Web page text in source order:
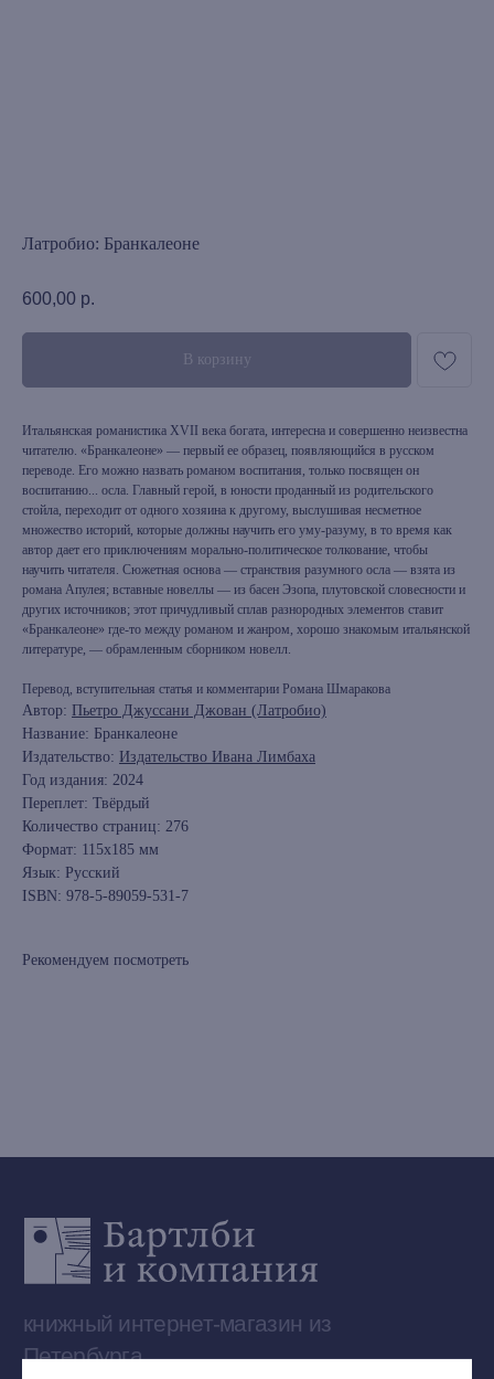
Латробио: Бранкалеоне
600,00 р.
В корзину
Итальянская романистика XVII века богата, интересна и совершенно неизвестна
читателю. «Бранкалеоне» — первый ее образец, появляющийся в русском
переводе. Его можно назвать романом воспитания, только посвящен он
воспитанию... осла. Главный герой, в юности проданный из родительского
стойла, переходит от одного хозяина к другому, выслушивая несметное
множество историй, которые должны научить его уму-разуму, в то время как
автор дает его приключениям морально-политическое толкование, чтобы
научить читателя. Сюжетная основа — странствия разумного осла — взята из
романа Апулея; вставные новеллы — из басен Эзопа, плутовской словесности и
других источников; этот причудливый сплав разнородных элементов ставит
«Бранкалеоне» где-то между романом и жанром, хорошо знакомым итальянской
литературе, — обрамленным сборником новелл.
Перевод, вступительная статья и комментарии Романа Шмаракова
Автор: Пьетро Джуссани Джован (Латробио)
Название: Бранкалеоне
Издательство: Издательство Ивана Лимбаха
Год издания: 2024
Переплет: Твёрдый
Количество страниц: 276
Формат: 115х185 мм
Язык: Русский
ISBN: 978-5-89059-531-7
Рекомендуем посмотреть
Контакты
книжный интернет-магазин из
Петербурга
bartleby.sales@gmail.com
Каталог
Редкости